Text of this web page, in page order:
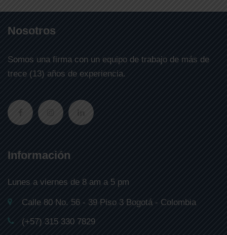
Nosotros
Somos una firma con un equipo de trabajo de más de
trece (13) años de experiencia.
Información
Lunes a viernes de 8 am a 5 pm
Calle 80 No. 56 - 39 Piso 3 Bogotá - Colombia
(+57) 315 330 7829